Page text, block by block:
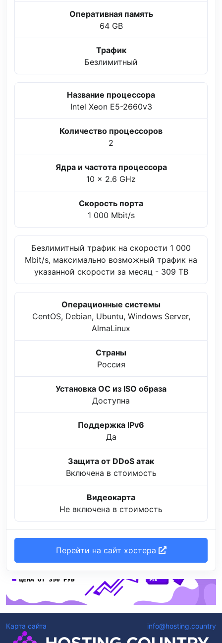
Оперативная память
64 GB
Трафик
Безлимитный
Название процессора
Intel Xeon E5-2660v3
Количество процессоров
2
Ядра и частота процессора
10 x 2.6 GHz
Скорость порта
1 000 Mbit/s
Безлимитный трафик на скорости 1 000
Mbit/s, максимально возможный трафик на
указанной скорости за месяц - 309 TB
Операционные системы
CentOS, Debian, Ubuntu, Windows Server,
AlmaLinux
Страны
Россия
Установка ОС из ISO образа
Доступна
Поддержка IPv6
Да
Защита от DDoS атак
Включена в стоимость
Видеокарта
Не включена в стоимость
Перейти на сайт хостера
Карта сайта info@hosting.country